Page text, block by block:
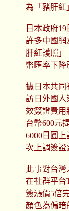
為「豬肝紅
日本政府
許多中國網
肝紅護照」
幣匯率下降
據日本共同
訪日外國人
效簽證費用
台幣600元
6000日圓
次上調簽證
此事對台灣
在社群平台
簽漲價5倍
顏色為偏